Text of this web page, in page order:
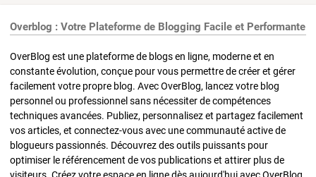
Overblog : Votre Plateforme de Blogging Facile et Performante
OverBlog est une plateforme de blogs en ligne, moderne et en
constante évolution, conçue pour vous permettre de créer et gérer
facilement votre propre blog. Avec OverBlog, lancez votre blog
personnel ou professionnel sans nécessiter de compétences
techniques avancées. Publiez, personnalisez et partagez facilement
vos articles, et connectez-vous avec une communauté active de
blogueurs passionnés. Découvrez des outils puissants pour
optimiser le référencement de vos publications et attirer plus de